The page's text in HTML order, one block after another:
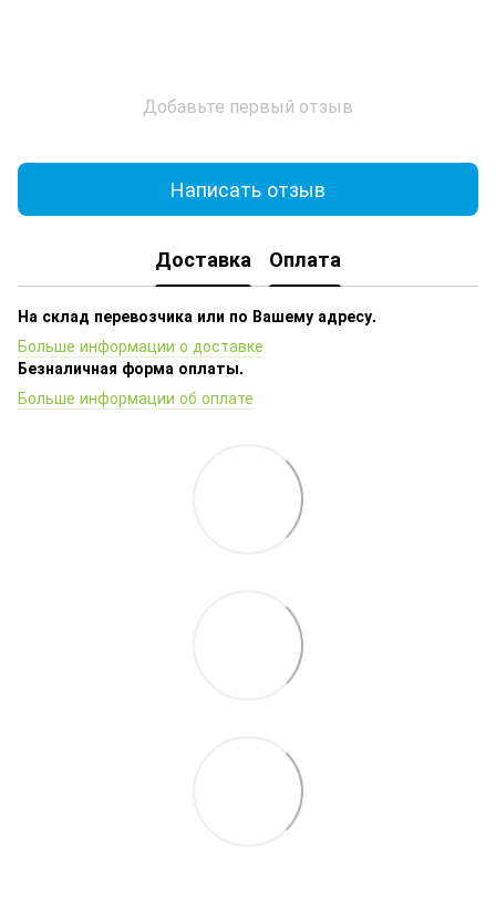
Добавьте первый отзыв
Написать отзыв
Доставка Оплата
На склад перевозчика или по Вашему адресу.
Больше информации о доставке
Безналичная форма оплаты.
Больше информации об оплате